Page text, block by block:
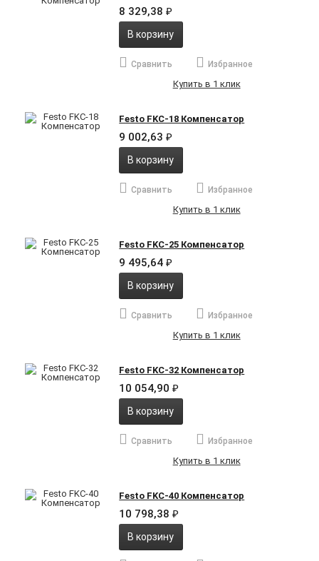
8 329,38₽
В корзину
Сравнить Избранное
Купить в 1 клик
Festo FKC-18 Компенсатор
9 002,63₽
В корзину
Сравнить Избранное
Купить в 1 клик
Festo FKC-25 Компенсатор
9 495,64₽
В корзину
Сравнить Избранное
Купить в 1 клик
Festo FKC-32 Компенсатор
10 054,90₽
В корзину
Сравнить Избранное
Купить в 1 клик
Festo FKC-40 Компенсатор
10 798,38₽
В корзину